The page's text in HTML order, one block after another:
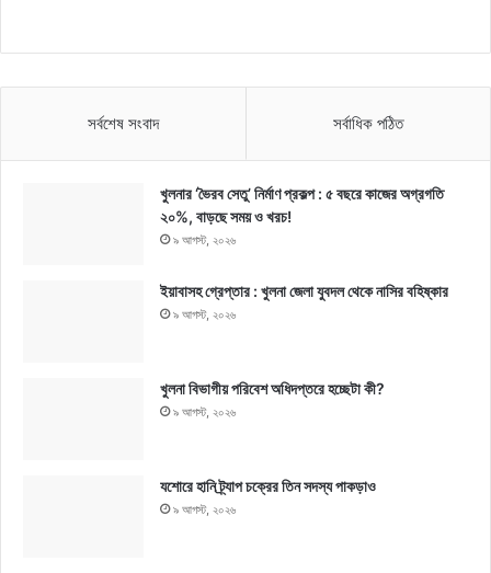
সর্বশেষ সংবাদ সর্বাধিক পঠিত
খুলনার ‘ভৈরব সেতু’ নির্মাণ প্রকল্প : ৫ বছরে কাজের অগ্রগতি
২০%, বাড়ছে সময় ও খরচ!
৯ আগস্ট, ২০২৬
ইয়াবাসহ গ্রেপ্তার : খুলনা জেলা যুবদল থেকে নাসির বহিষ্কার
৯ আগস্ট, ২০২৬
খুলনা বিভাগীয় পরিবেশ অধিদপ্তরে হচ্ছেটা কী?
৯ আগস্ট, ২০২৬
যশোরে হানি ট্র্যাপ চক্রের তিন সদস্য পাকড়াও
৯ আগস্ট, ২০২৬